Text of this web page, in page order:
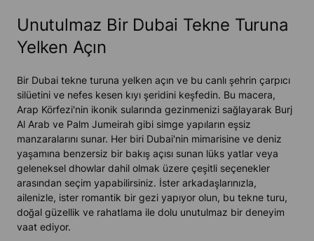
Unutulmaz Bir Dubai Tekne Turuna
Yelken Açın
Bir Dubai tekne turuna yelken açın ve bu canlı şehrin çarpıcı
silüetini ve nefes kesen kıyı şeridini keşfedin. Bu macera,
Arap Körfezi'nin ikonik sularında gezinmenizi sağlayarak Burj
Al Arab ve Palm Jumeirah gibi simge yapıların eşsiz
manzaralarını sunar. Her biri Dubai'nin mimarisine ve deniz
yaşamına benzersiz bir bakış açısı sunan lüks yatlar veya
geleneksel dhowlar dahil olmak üzere çeşitli seçenekler
arasından seçim yapabilirsiniz. İster arkadaşlarınızla,
ailenizle, ister romantik bir gezi yapıyor olun, bu tekne turu,
doğal güzellik ve rahatlama ile dolu unutulmaz bir deneyim
vaat ediyor.